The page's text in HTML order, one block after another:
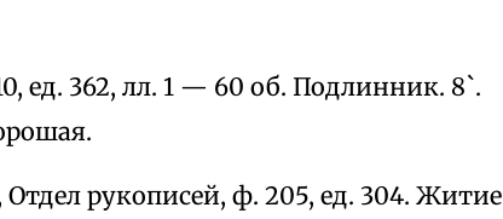
ед. 362, лл. 1 — 60 об. Подлинник. 8`.
рукописей, ф. 205, ед. 304. Житие